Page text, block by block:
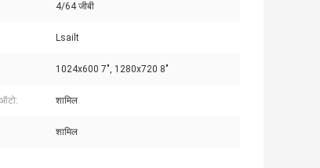
4/64 जीबी
Lsailt
1024x600 7", 1280x720 8"
शामिल
शामिल